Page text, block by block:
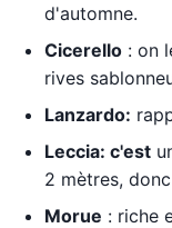
d'automne.
Cicerello : on
rives
Lanzardo:
Leccia: c'est
2 mètres,
Morue : riche